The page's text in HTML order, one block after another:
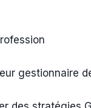
gestionnaire